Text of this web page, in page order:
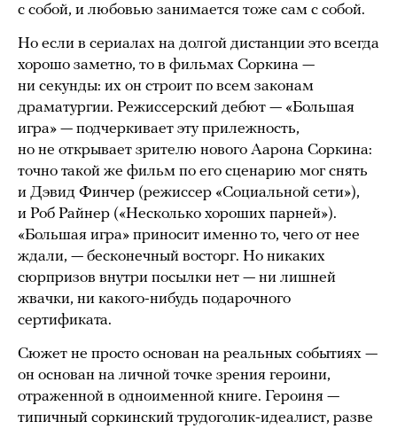
с собой, и любовью занимается тоже сам с собой.
Но если в сериалах на долгой дистанции это всегда
хорошо заметно, то в фильмах Соркина —
ни секунды: их он строит по всем законам
драматургии. Режиссерский дебют — «Большая
игра» — подчеркивает эту прилежность,
но не открывает зрителю нового Аарона Соркина:
точно такой же фильм по его сценарию мог снять
и Дэвид Финчер (режиссер «Социальной сети»),
и Роб Райнер («Несколько хороших парней»).
«Большая игра» приносит именно то, чего от нее
ждали, — бесконечный восторг. Но никаких
сюрпризов внутри посылки нет — ни лишней
жвачки, ни какого-нибудь подарочного
сертификата.
Сюжет не просто основан на реальных событиях —
он основан на личной точке зрения героини,
отраженной в одноименной книге. Героиня —
типичный соркинский трудоголик-идеалист, разве